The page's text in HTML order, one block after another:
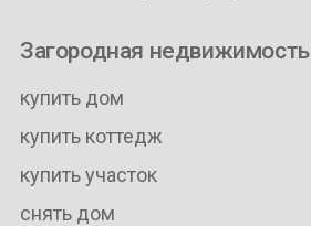
Загородная недвижимость
купить дом
купить коттедж
купить участок
снять дом